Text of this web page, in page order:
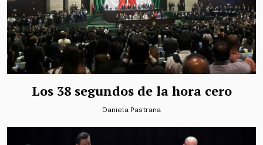
Los 38 segundos de la hora cero
Daniela Pastrana